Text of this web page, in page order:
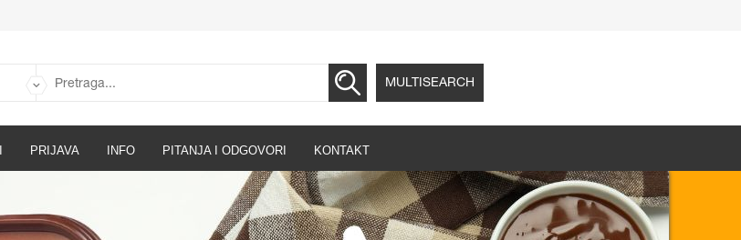
PRIJAVA INFO PITANJA I ODGOVORI KONTAKT
MULTISEARCH